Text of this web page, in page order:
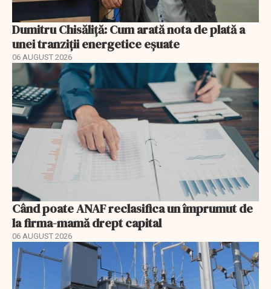
Dumitru Chisăliță: Cum arată nota de plată a
unei tranziții energetice eșuate
06 AUGUST 2026
Când poate ANAF reclasifica un împrumut de
la firma-mamă drept capital
06 AUGUST 2026